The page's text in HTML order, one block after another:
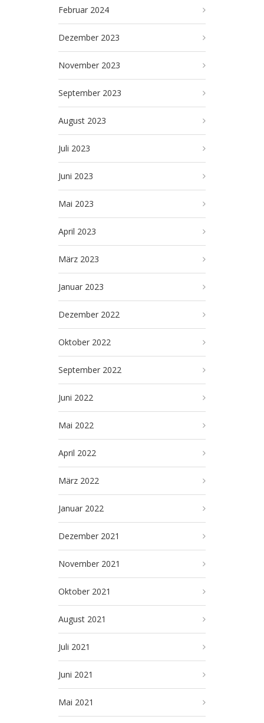
Februar 2024
Dezember 2023
November 2023
September 2023
August 2023
Juli 2023
Juni 2023
Mai 2023
April 2023
März 2023
Januar 2023
Dezember 2022
Oktober 2022
September 2022
Juni 2022
Mai 2022
April 2022
März 2022
Januar 2022
Dezember 2021
November 2021
Oktober 2021
August 2021
Juli 2021
Juni 2021
Mai 2021